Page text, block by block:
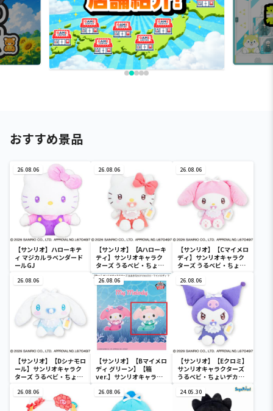
おすすめ景品
26.08.06
【サンリオ】ハローキテ
ィ マジカルラベンダード
ールGJ
26.08.06
【サンリオ】【Aハローキ
ティ】サンリオキャラク
ターズ うるベビ・ちょい
デカドール
26.08.06
【サンリオ】【Cマイメロ
ディ】サンリオキャラク
ターズ うるベビ・ちょい
26.08.06
【サンリオ】【Dシナモロ
ール】サンリオキャラク
ターズ うるベビ・ちょい
26.08.06
【サンリオ】【Bマイメロ
ディ グリーン】【箱
ver.】サンリオキャラク
SOFVIMATES～マイメロ
ディ マーメイドver. ～
26.08.06
【サンリオ】【Eクロミ】
サンリオキャラクターズ
うるベビ・ちょいデカド
26.08.06 26.08.06 24.05.30